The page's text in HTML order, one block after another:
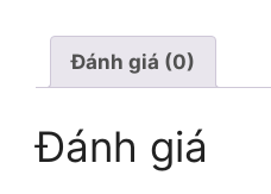
Đánh giá (0)
Đánh giá